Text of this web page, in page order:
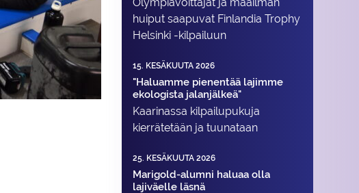
huiput saapuvat Finlandia Trophy
Helsinki -kilpailuun
15. KESÄKUUTA 2026
"Haluamme pienentää lajimme
ekologista jalanjälkeä"
Kaarinassa kilpailupukuja
kierrätetään ja tuunataan
25. KESÄKUUTA 2026
Marigold-alumni haluaa olla
lajiväelle läsnä